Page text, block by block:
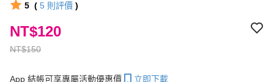
5 ( 5 則評價 )
NT$150
NT$120
App 結帳可享專屬活動優惠價 立即下載